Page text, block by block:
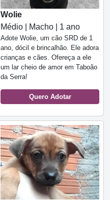
Wolie
Médio | Macho | 1 ano
Adote Wolie, um cão SRD de 1
ano, dócil e brincalhão. Ele adora
crianças e cães. Ofereça a ele
um lar cheio de amor em Taboão
da Serra!
Quero Adotar